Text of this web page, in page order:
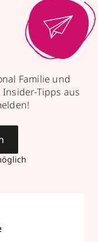
Familie und
Tipps aus